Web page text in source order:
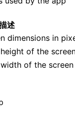
述
dimensions in
of the
of the screen